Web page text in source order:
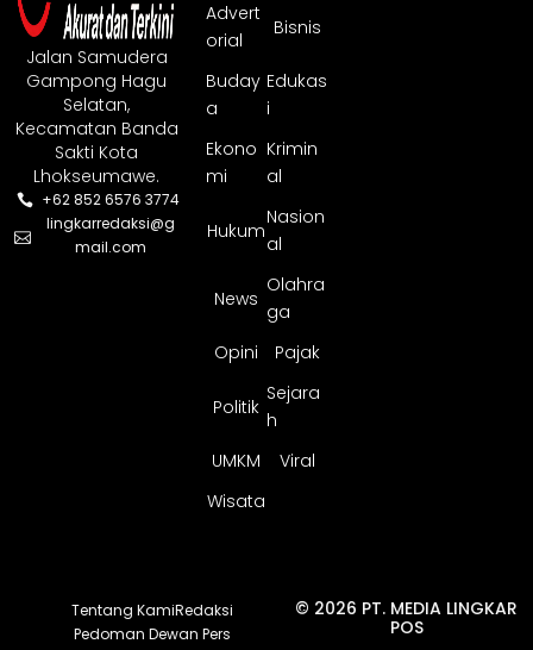
Jalan Samudera
Gampong Hagu
Selatan,
Kecamatan Banda
Sakti Kota
Lhokseumawe.
+62 852 6576 3774
lingkarredaksi@g
mail.com
Advert
orial
Bisnis
Buday
a
Edukas
i
Ekono
mi
Krimin
al
Hukum
Nasion
al
News
Olahra
ga
Opini
Pajak
Politik
Sejara
h
UMKM
Viral
Wisata
Tentang KamiRedaksi
Pedoman Dewan Pers
© 2026 PT. MEDIA LINGKAR
POS